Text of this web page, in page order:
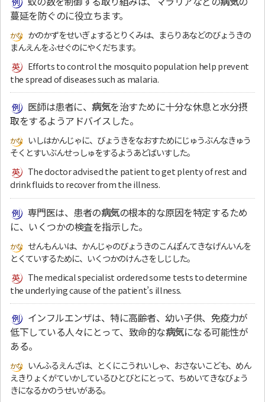
蔓延を防ぐのに役立ちます。
かのかずをせいぎょするとりくみは、まらりあなどのびょうきの
まんえんをふせぐのにやくだちます。
Efforts to control the mosquito population help prevent
the spread of diseases such as malaria.
医師は患者に、 病気を治すために十分な休息と水分摂
取をするようアドバイスした。
いしはかんじゃに、びょうきをなおすためにじゅうぶんなきゅう
そくとすいぶんせっしゅをするようあどばいすした。
The doctor advised the patient to get plenty of rest and
drink fluids to recover from the illness.
専門医は、患者の病気の根本的な原因を特定するため
に、いくつかの検査を指示した。
せんもんいは、かんじゃのびょうきのこんぽんてきなげんいんを
とくていするために、いくつかのけんさをしじした。
The medical specialist ordered some tests to determine
the underlying cause of the patient’s illness.
インフルエンザは、特に高齢者、幼い子供、免疫力が
低下している人々にとって、致命的な病気になる可能性が
ある。
いんふるえんざは、とくにこうれいしゃ、おさないこども、めん
えきりょくがていかしているひとびとにとって、ちめいてきなびょう
きになるかのうせいがある。